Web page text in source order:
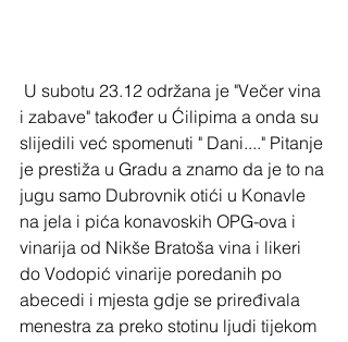
i zabave" također u Ćilipima a onda su
slijedili već spomenuti " Dani...." Pitanje
je prestiža u Gradu a znamo da je to na
jugu samo Dubrovnik otići u Konavle
na jela i pića konavoskih OPG-ova i
vinarija od Nikše Bratoša vina i likeri
do Vodopić vinarije poredanih po
abecedi i mjesta gdje se priređivala
menestra za preko stotinu ljudi tijekom